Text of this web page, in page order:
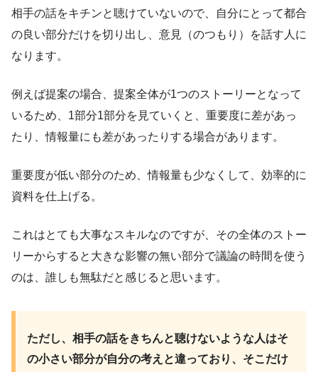
相手の話をキチンと聴けていないので、自分にとって都合
の良い部分だけを切り出し、意見（のつもり）を話す人に
なります。
例えば提案の場合、提案全体が1つのストーリーとなって
いるため、1部分1部分を見ていくと、重要度に差があっ
たり、情報量にも差があったりする場合があります。
重要度が低い部分のため、情報量も少なくして、効率的に
資料を仕上げる。
これはとても大事なスキルなのですが、その全体のストー
リーからすると大きな影響の無い部分で議論の時間を使う
のは、誰しも無駄だと感じると思います。
ただし、相手の話をきちんと聴けないような人はそ
の小さい部分が自分の考えと違っており、そこだけ